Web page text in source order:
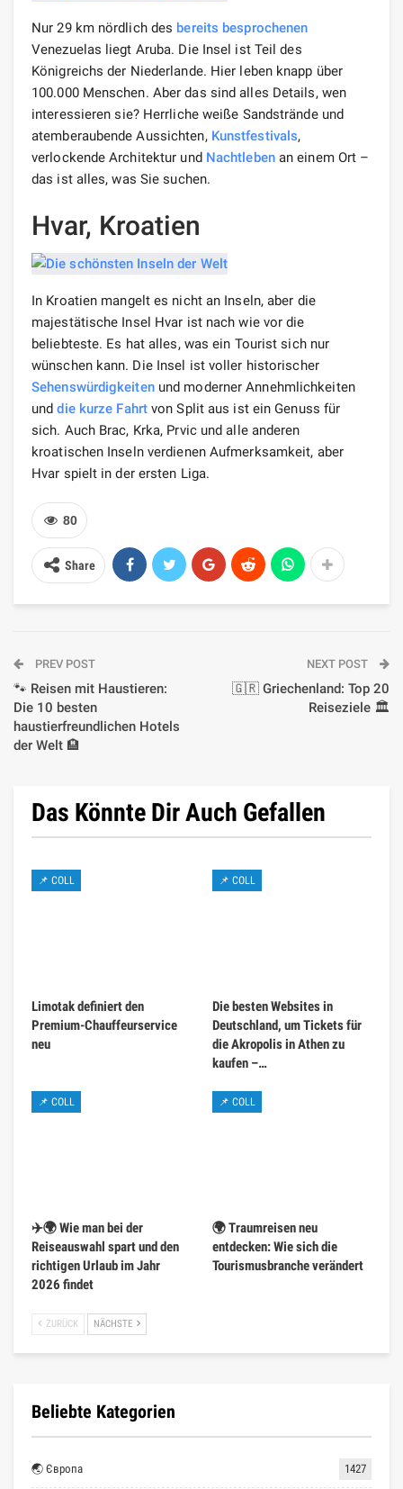
Nur 29 km nördlich des bereits besprochenen
Venezuelas liegt Aruba. Die Insel ist Teil des
Königreichs der Niederlande. Hier leben knapp über
100.000 Menschen. Aber das sind alles Details, wen
interessieren sie? Herrliche weiße Sandstrände und
atemberaubende Aussichten, Kunstfestivals,
verlockende Architektur und Nachtlebenan einem Ort –
das ist alles, was Sie suchen.
Hvar, Kroatien
In Kroatien mangelt es nicht an Inseln, aber die
majestätische Insel Hvar ist nach wie vor die
beliebteste. Es hat alles, was ein Tourist sich nur
wünschen kann. Die Insel ist voller historischer
Sehenswürdigkeitenund moderner Annehmlichkeiten
unddie kurze Fahrtvon Split aus ist ein Genuss für
sich. Auch Brac, Krka, Prvic und alle anderen
kroatischen Inseln verdienen Aufmerksamkeit, aber
Hvar spielt in der ersten Liga.
80
Share
PREV POST
🐾 Reisen mit Haustieren:
Die 10 besten
haustierfreundlichen Hotels
der Welt 🏨
NEXT POST
🇬🇷 Griechenland: Top 20
Reiseziele 🏛️
Das Könnte Dir Auch Gefallen
📌 COLL
Limotak definiert den
Premium-Chauffeurservice
neu
📌 COLL
Die besten Websites in
Deutschland, um Tickets für
die Akropolis in Athen zu
kaufen –…
📌 COLL
✈️🌍 Wie man bei der
Reiseauswahl spart und den
richtigen Urlaub im Jahr
2026 findet
📌 COLL
🌍 Traumreisen neu
entdecken: Wie sich die
Tourismusbranche verändert
ZURÜCK NÄCHSTE
Beliebte Kategorien
🌏 Європа 1427